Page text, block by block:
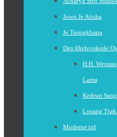
Jowo Je Atisha
Je Tsongkhapa
Den Ørehviskede
H.H.
Lama
Kedrup
Losang
Moderne tid